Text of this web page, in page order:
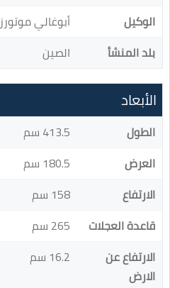
الوكيل
أبوغالي موتورز
بلد المنشأ
الصين
الأبعاد
الطول
413.5 سم
العرض
180.5 سم
الارتفاع
158 سم
قاعدة العجلات
265 سم
الارتفاع عن
الارض
16.2 سم